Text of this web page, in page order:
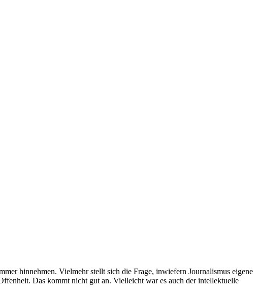
hinnehmen. Vielmehr stellt sich die Frage, inwiefern Journalismus eigene
Das kommt nicht gut an. Vielleicht war es auch der intellektuelle